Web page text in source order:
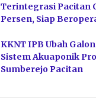
Terintegrasi Pacitan
Persen, Siap
KKNT IPB Ubah
Sistem Akuaponik
Sumberejo Pacitan